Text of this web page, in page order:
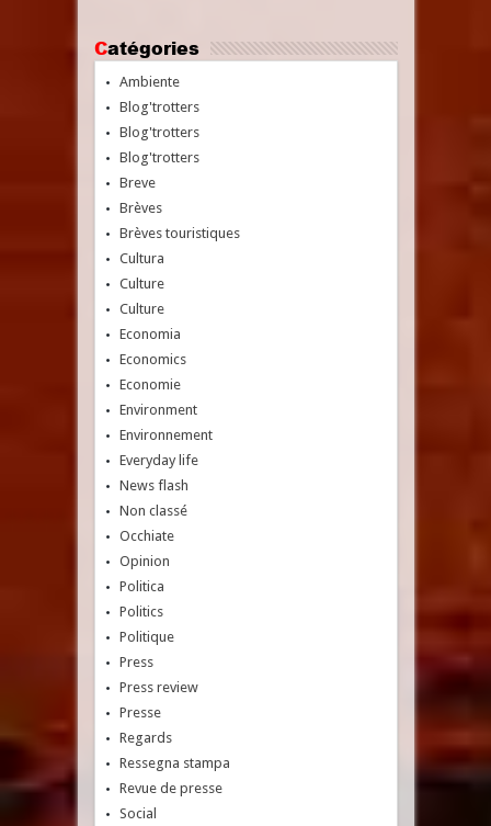
Catégories
Ambiente
Blog'trotters
Blog'trotters
Blog'trotters
Breve
Brèves
Brèves touristiques
Cultura
Culture
Culture
Economia
Economics
Economie
Environment
Environnement
Everyday life
News flash
Non classé
Occhiate
Opinion
Politica
Politics
Politique
Press
Press review
Presse
Regards
Ressegna stampa
Revue de presse
Social